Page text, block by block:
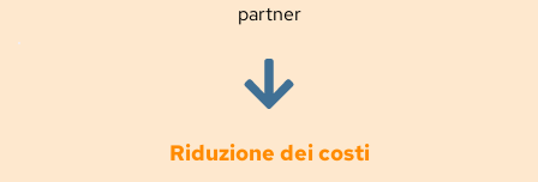
partner
Riduzione dei costi